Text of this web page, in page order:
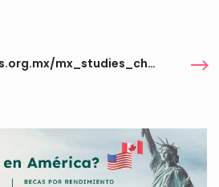
https://www.comexus.org.mx/mx_studies_chair-all.php